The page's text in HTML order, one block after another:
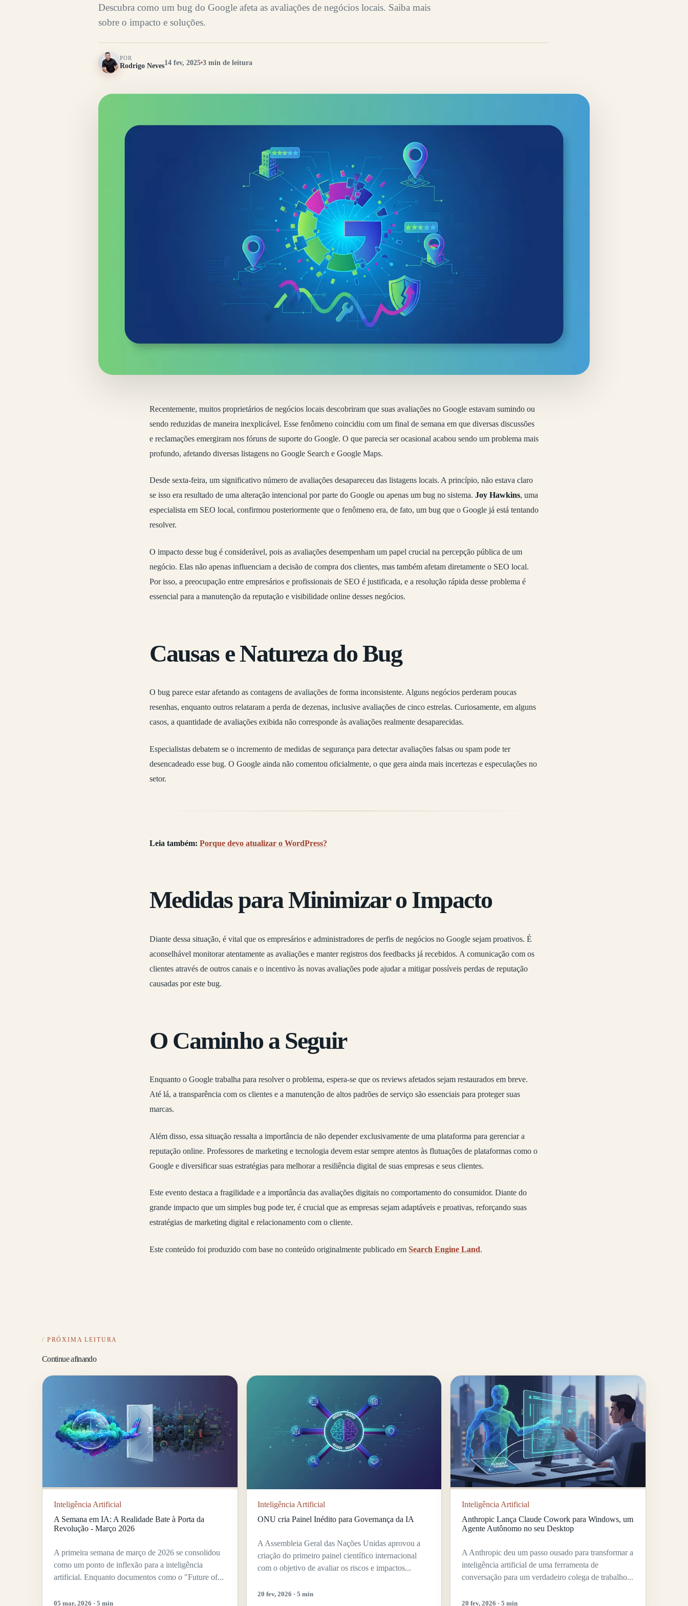
Descubra como um bug do Google afeta as avaliações de negócios locais. Saiba mais
sobre o impacto e soluções.
POR
Rodrigo Neves14 fev, 2025 3 min de leitura
Recentemente, muitos proprietários de negócios locais descobriram que suas avaliações no Google estavam sumindo ou
sendo reduzidas de maneira inexplicável. Esse fenômeno coincidiu com um final de semana em que diversas discussões
e reclamações emergiram nos fóruns de suporte do Google. O que parecia ser ocasional acabou sendo um problema mais
profundo, afetando diversas listagens no Google Search e Google Maps.
Desde sexta-feira, um significativo número de avaliações desapareceu das listagens locais. A princípio, não estava claro
se isso era resultado de uma alteração intencional por parte do Google ou apenas um bug no sistema. Joy Hawkins, uma
especialista em SEO local, confirmou posteriormente que o fenômeno era, de fato, um bug que o Google já está tentando
resolver.
O impacto desse bug é considerável, pois as avaliações desempenham um papel crucial na percepção pública de um
negócio. Elas não apenas influenciam a decisão de compra dos clientes, mas também afetam diretamente o SEO local.
Por isso, a preocupação entre empresários e profissionais de SEO é justificada, e a resolução rápida desse problema é
essencial para a manutenção da reputação e visibilidade online desses negócios.
Causas e Natureza do Bug
O bug parece estar afetando as contagens de avaliações de forma inconsistente. Alguns negócios perderam poucas
resenhas, enquanto outros relataram a perda de dezenas, inclusive avaliações de cinco estrelas. Curiosamente, em alguns
casos, a quantidade de avaliações exibida não corresponde às avaliações realmente desaparecidas.
Especialistas debatem se o incremento de medidas de segurança para detectar avaliações falsas ou spam pode ter
desencadeado esse bug. O Google ainda não comentou oficialmente, o que gera ainda mais incertezas e especulações no
setor.
Leia também: Porque devo atualizar o WordPress?
Medidas para Minimizar o Impacto
Diante dessa situação, é vital que os empresários e administradores de perfis de negócios no Google sejam proativos. É
aconselhável monitorar atentamente as avaliações e manter registros dos feedbacks já recebidos. A comunicação com os
clientes através de outros canais e o incentivo às novas avaliações pode ajudar a mitigar possíveis perdas de reputação
causadas por este bug.
O Caminho a Seguir
Enquanto o Google trabalha para resolver o problema, espera-se que os reviews afetados sejam restaurados em breve.
Até lá, a transparência com os clientes e a manutenção de altos padrões de serviço são essenciais para proteger suas
marcas.
Além disso, essa situação ressalta a importância de não depender exclusivamente de uma plataforma para gerenciar a
reputação online. Professores de marketing e tecnologia devem estar sempre atentos às flutuações de plataformas como o
Google e diversificar suas estratégias para melhorar a resiliência digital de suas empresas e seus clientes.
Este evento destaca a fragilidade e a importância das avaliações digitais no comportamento do consumidor. Diante do
grande impacto que um simples bug pode ter, é crucial que as empresas sejam adaptáveis e proativas, reforçando suas
estratégias de marketing digital e relacionamento com o cliente.
Este conteúdo foi produzido com base no conteúdo originalmente publicado em Search Engine Land.
PRÓXIMA LEITURA
Continue afinando
Inteligência Artificial
A Semana em IA: A Realidade Bate à Porta da
Revolução - Março 2026
A primeira semana de março de 2026 se consolidou
como um ponto de inflexão para a inteligência
artificial. Enquanto documentos como o "Future of...
05 mar, 2026 · 5 min
Inteligência Artificial
ONU cria Painel Inédito para Governança da IA
A Assembleia Geral das Nações Unidas aprovou a
criação do primeiro painel científico internacional
com o objetivo de avaliar os riscos e impactos...
20 fev, 2026 · 5 min
Inteligência Artificial
Anthropic Lança Claude Cowork para Windows, um
Agente Autônomo no seu Desktop
A Anthropic deu um passo ousado para transformar a
inteligência artificial de uma ferramenta de
conversação para um verdadeiro colega de trabalho...
20 fev, 2026 · 5 min